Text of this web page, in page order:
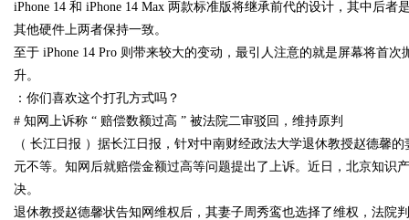
ar
d
iPhone 14 和 iPhone 14 Max 两款标准版将继承前代的设计，其中后
其他硬件上两者保持一致。
至于 iPhone 14 Pro 则带来较大的变动，最引人注意的就是屏幕将首
升。
：你们喜欢这个打孔方式吗？
# 知网上诉称 “ 赔偿数额过高 ” 被法院二审驳回，维持原判
（ 长江日报 ）据长江日报，针对中南财经政法大学退休教授赵德馨
元不等。知网后就赔偿金额过高等问题提出了上诉。近日，北京知识
决。
退休教授赵德馨状告知网维权后，其妻子周秀鸾也选择了维权，法院